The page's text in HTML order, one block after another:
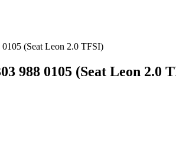
(Seat Leon 2.0 TFSI)
988 0105 (Seat Leon 2.0